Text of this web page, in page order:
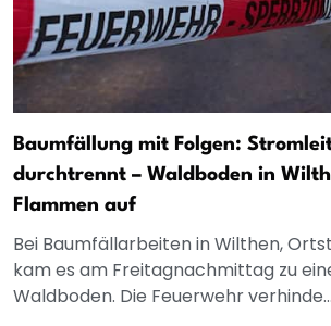
Baumfällung mit Folgen:
durchtrennt – Waldboden in
Flammen auf
Bei Baumfällarbeiten in Wilthen,
kam es am Freitagnachmittag zu
Waldboden. Die Feuerwehr verhinde...